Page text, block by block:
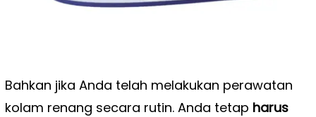
Bahkan jika Anda telah melakukan perawatan
kolam renang secara rutin. Anda tetap harus